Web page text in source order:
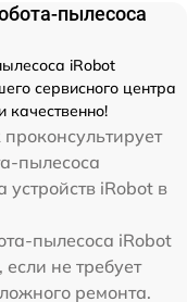
пылесоса
iRobot
сервисного центра
качественно!
пылесоса
iRobot в
пылесоса iRobot
не требует
ремонта.